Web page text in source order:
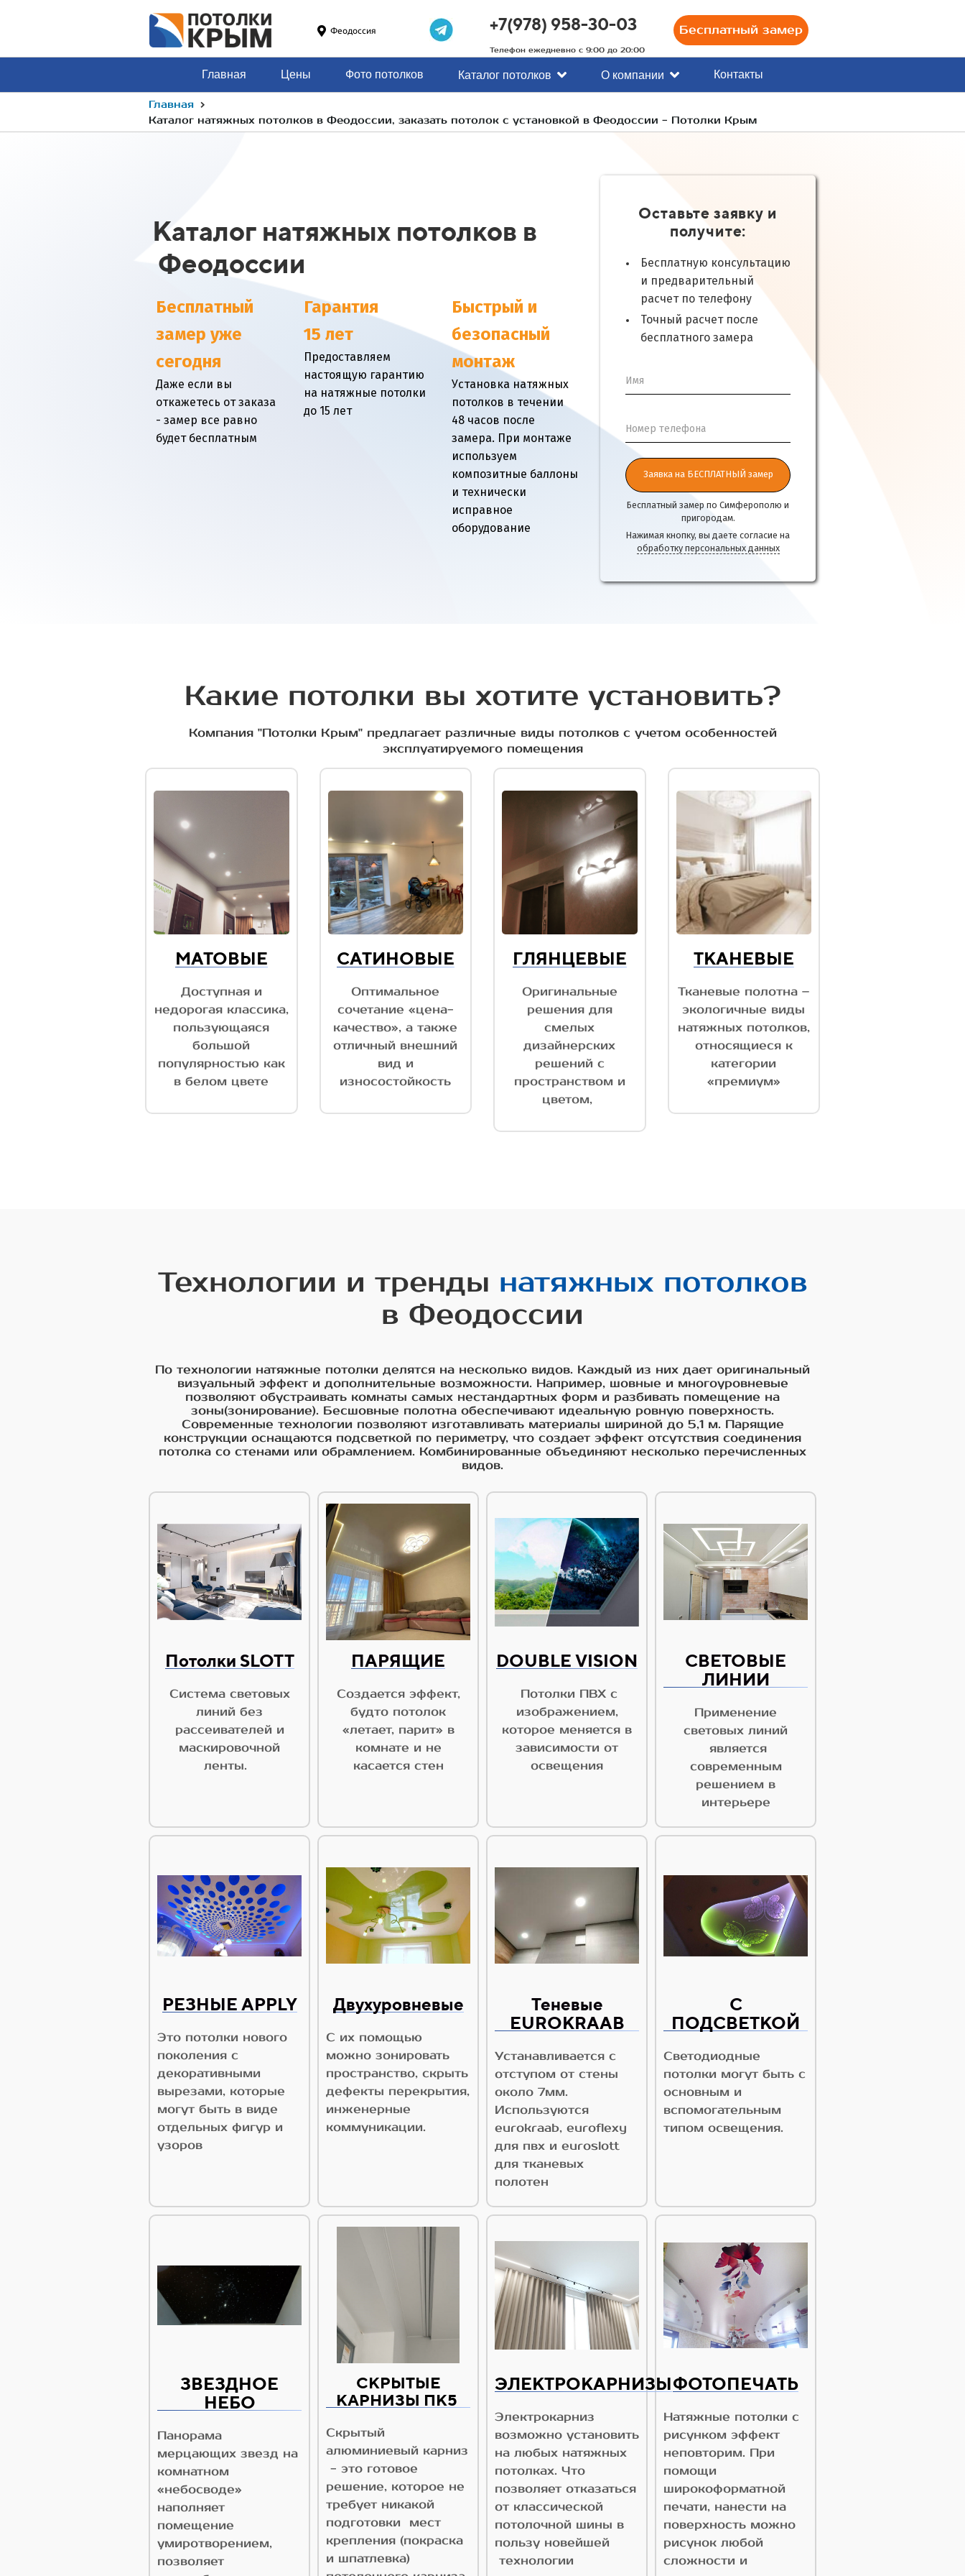
Феодоссия +7(978) 958-30-03
Телефон ежедневно с 9:00 до 20:00
Бесплатный замер
Главная Цены Фото потолков Каталог потолков О компании Контакты
Главная ›
Каталог натяжных потолков в Феодоссии, заказать потолок с установкой в Феодоссии - Потолки Крым
Каталог натяжных потолков в
Феодоссии
Бесплатный
замер уже
сегодня
Даже если вы
откажетесь от заказа
- замер все равно
будет бесплатным
Гарантия
15 лет
Предоставляем
настоящую гарантию
на натяжные потолки
до 15 лет
Быстрый и
безопасный
монтаж
Установка натяжных
потолков в течении
48 часов после
замера. При монтаже
используем
композитные баллоны
и технически
исправное
оборудование
Оставьте заявку и
получите:
Бесплатную консультацию
и предварительный
расчет по телефону
Точный расчет после
бесплатного замера
Имя
Номер телефона
Заявка на БЕСПЛАТНЫЙ замер
Бесплатный замер по Симферополю и
пригородам.
Нажимая кнопку, вы даете согласие на
обработку персональных данных
Какие потолки вы хотите установить?
Компания "Потолки Крым" предлагает различные виды потолков с учетом особенностей
эксплуатируемого помещения
МАТОВЫЕ
Доступная и
недорогая классика,
пользующаяся
большой
популярностью как
в белом цвете
САТИНОВЫЕ
Оптимальное
сочетание «цена-
качество», а также
отличный внешний
вид и
износостойкость
ГЛЯНЦЕВЫЕ
Оригинальные
решения для
смелых
дизайнерских
решений с
пространством и
цветом,
ТКАНЕВЫЕ
Тканевые полотна –
экологичные виды
натяжных потолков,
относящиеся к
категории
«премиум»
Технологии и тренды натяжных потолков
в Феодоссии
По технологии натяжные потолки делятся на несколько видов. Каждый из них дает оригинальный
визуальный эффект и дополнительные возможности. Например, шовные и многоуровневые
позволяют обустраивать комнаты самых нестандартных форм и разбивать помещение на
зоны(зонирование). Бесшовные полотна обеспечивают идеальную ровную поверхность.
Современные технологии позволяют изготавливать материалы шириной до 5,1 м. Парящие
конструкции оснащаются подсветкой по периметру, что создает эффект отсутствия соединения
потолка со стенами или обрамлением. Комбинированные объединяют несколько перечисленных
видов.
Потолки SLOTT
Система световых
линий без
рассеивателей и
маскировочной
ленты.
ПАРЯЩИЕ
Создается эффект,
будто потолок
«летает, парит» в
комнате и не
касается стен
DOUBLE VISION
Потолки ПВХ с
изображением,
которое меняется в
зависимости от
освещения
СВЕТОВЫЕ
ЛИНИИ
Применение
световых линий
является
современным
решением в
интерьере
РЕЗНЫЕ APPLY
Это потолки нового
поколения с
декоративными
вырезами, которые
могут быть в виде
отдельных фигур и
узоров
Двухуровневые
С их помощью
можно зонировать
пространство, скрыть
дефекты перекрытия,
инженерные
коммуникации.
Теневые
EUROKRAAB
Устанавливается с
отступом от стены
около 7мм.
Используются
eurokraab, euroflexy
для пвх и euroslott
для тканевых
полотен
С
ПОДСВЕТКОЙ
Светодиодные
потолки могут быть с
основным и
вспомогательным
типом освещения.
ЗВЕЗДНОЕ
НЕБО
Панорама
мерцающих звезд на
комнатном
«небосводе»
наполняет
помещение
умиротворением,
позволяет
СКРЫТЫЕ
КАРНИЗЫ ПК5
Скрытый
алюминиевый карниз
- это готовое
решение, которое не
требует никакой
подготовки мест
крепления (покраска
и шпатлевка)
ЭЛЕКТРОКАРНИЗЫ
Электрокарниз
возможно установить
на любых натяжных
потолках. Что
позволяет отказаться
от классической
потолочной шины в
пользу новейшей
технологии
ФОТОПЕЧАТЬ
Натяжные потолки с
рисунком эффект
неповторим. При
помощи
широкоформатной
печати, нанести на
поверхность можно
рисунок любой
сложности и